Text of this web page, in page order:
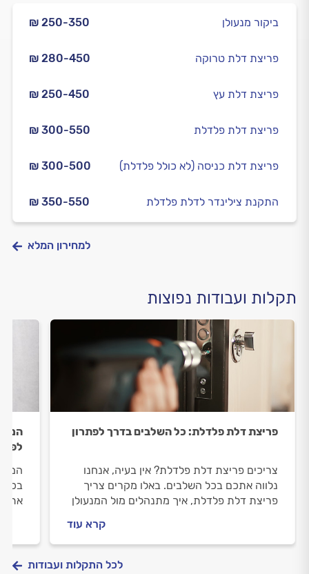
₪ 250-350 ביקור מנעולן
₪ 280-450 פריצת דלת טרוקה
₪ 250-450 פריצת דלת עץ
₪ 300-550 פריצת דלת פלדלת
₪ 300-500 פריצת דלת כניסה (לא כולל פלדלת)
₪ 350-550 התקנת צילינדר לדלת פלדלת
למחירון המלא
תקלות ועבודות נפוצות
פריצת דלת פלדלת: כל השלבים בדרך לפתרון
צריכים פריצת דלת פלדלת? אין בעיה, אנחנו
נלווה אתכם בכל השלבים. באלו מקרים צריך
פריצת דלת פלדלת, איך מתנהלים מול המנעולן
קרא עוד
בכל
את
לכל התקלות ועבודות